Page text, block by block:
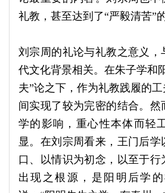
礼教，甚至达到了“严毅清苦”
刘宗周的礼论与礼教之意义，
代文化背景相关。在朱子学和
夫”论之下，作为礼教践履的
间实现了较为完密的结合。
学的影响，重心性本体而轻
显。在刘宗周看来，王门后
口、以情识为初念，以至于行
出现之根源，是阳明后学